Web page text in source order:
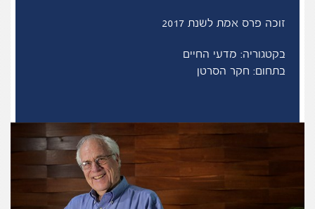
זוכה פרס אמת לשנת 2017
בקטגוריה: מדעי החיים
בתחום: חקר הסרטן